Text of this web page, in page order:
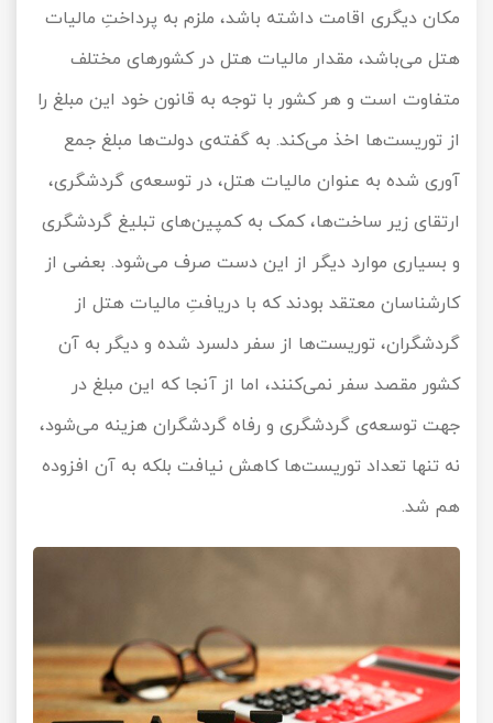
مکان دیگری اقامت داشته باشد، ملزم به پرداختِ مالیات
هتل می‌باشد، مقدار مالیات هتل در کشورهای مختلف
متفاوت است و هر کشور با توجه به قانون خود این مبلغ را
از توریست‌ها اخذ می‌کند. به گفته‌ی دولت‌ها مبلغ جمع
آوری شده به عنوان مالیات هتل، در توسعه‌ی گردشگری،
ارتقای زیر ساخت‌ها، کمک به کمپین‌های تبلیغ گردشگری
و بسیاری موارد دیگر از این دست صرف می‌شود. بعضی از
کارشناسان معتقد بودند که با دریافتِ مالیات هتل از
گردشگران، توریست‌ها از سفر دلسرد شده و دیگر به آن
کشور مقصد سفر نمی‌کنند، اما از آنجا که این مبلغ در
جهت توسعه‌ی گردشگری و رفاه گردشگران هزینه می‌شود،
نه تنها تعداد توریست‌ها کاهش نیافت بلکه به آن افزوده
هم شد.